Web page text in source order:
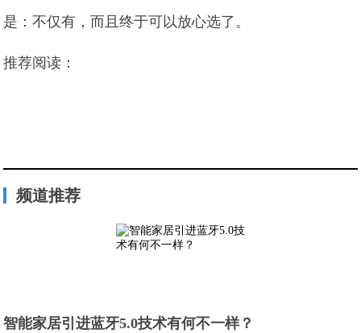
是：不仅有，而且终于可以放心选了。
推荐阅读：
频道推荐
智能家居引进蓝牙5.0技术有何不一样？